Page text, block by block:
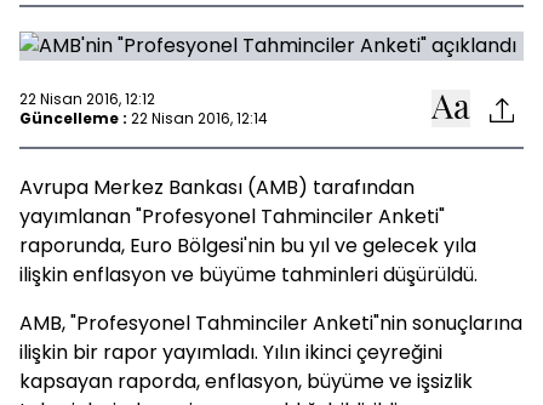
22 Nisan 2016, 12:12
Güncelleme : 22 Nisan 2016, 12:14
Avrupa Merkez Bankası (AMB) tarafından
yayımlanan "Profesyonel Tahminciler Anketi"
raporunda, Euro Bölgesi'nin bu yıl ve gelecek yıla
ilişkin enflasyon ve büyüme tahminleri düşürüldü.
AMB, "Profesyonel Tahminciler Anketi"nin sonuçlarına
ilişkin bir rapor yayımladı. Yılın ikinci çeyreğini
kapsayan raporda, enflasyon, büyüme ve işsizlik